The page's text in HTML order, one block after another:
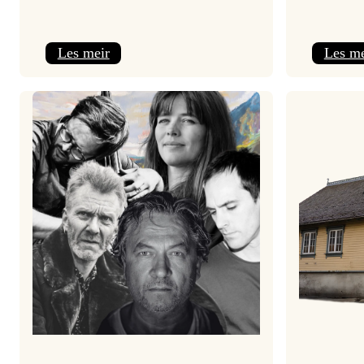
Les meir:
–
salt
peanuts*:
Nils
Økland
Les